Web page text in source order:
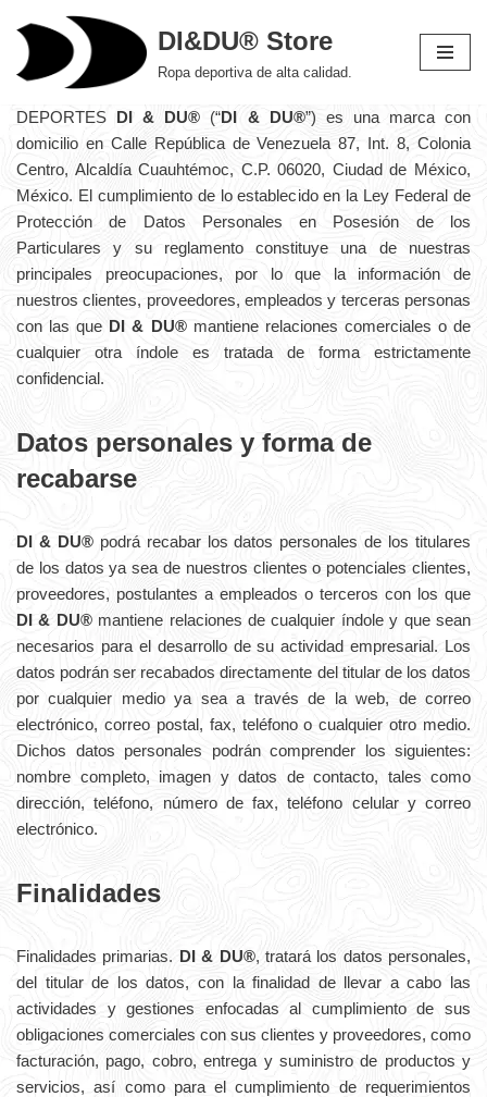
Saltar
al
contenido
DI&DU® Store
Ropa deportiva de alta calidad.
DEPORTES DI & DU® (“DI & DU®”) es una marca con
domicilio en Calle República de Venezuela 87, Int. 8, Colonia
Centro, Alcaldía Cuauhtémoc, C.P. 06020, Ciudad de México,
México. El cumplimiento de lo establecido en la Ley Federal de
Protección de Datos Personales en Posesión de los
Particulares y su reglamento constituye una de nuestras
principales preocupaciones, por lo que la información de
nuestros clientes, proveedores, empleados y terceras personas
con las que DI & DU®mantiene relaciones comerciales o de
cualquier otra índole es tratada de forma estrictamente
confidencial.
Datos personales y forma de
recabarse
DI & DU®podrá recabar los datos personales de los titulares
de los datos ya sea de nuestros clientes o potenciales clientes,
proveedores, postulantes a empleados o terceros con los que
DI & DU®mantiene relaciones de cualquier índole y que sean
necesarios para el desarrollo de su actividad empresarial. Los
datos podrán ser recabados directamente del titular de los datos
por cualquier medio ya sea a través de la web, de correo
electrónico, correo postal, fax, teléfono o cualquier otro medio.
Dichos datos personales podrán comprender los siguientes:
nombre completo, imagen y datos de contacto, tales como
dirección, teléfono, número de fax, teléfono celular y correo
electrónico.
Finalidades
Finalidades primarias. DI & DU®, tratará los datos personales,
del titular de los datos, con la finalidad de llevar a cabo las
actividades y gestiones enfocadas al cumplimiento de sus
obligaciones comerciales con sus clientes y proveedores, como
facturación, pago, cobro, entrega y suministro de productos y
servicios, así como para el cumplimiento de requerimientos